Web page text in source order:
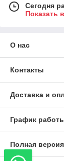
Сегодня
Показать
О нас
Контакты
Доставка и
График
Полная